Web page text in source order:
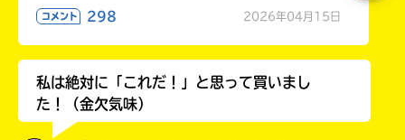
コメント 298 2026年04月15日
私は絶対に「これだ！」と思って買いまし
た！（金欠気味）